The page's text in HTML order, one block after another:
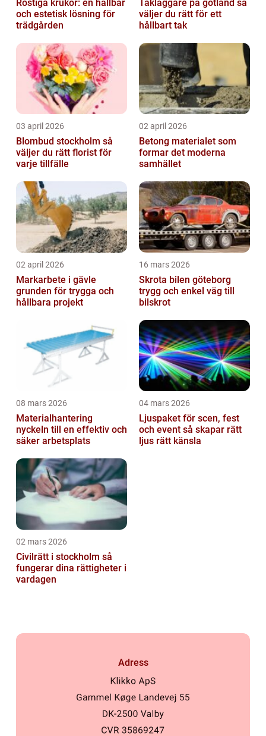
Rostiga krukor: en hållbar
och estetisk lösning för
trädgården
Takläggare på gotland så
väljer du rätt för ett
hållbart tak
03 april 2026
Blombud stockholm så
väljer du rätt florist för
varje tillfälle
02 april 2026
Betong materialet som
formar det moderna
samhället
02 april 2026
Markarbete i gävle
grunden för trygga och
hållbara projekt
16 mars 2026
Skrota bilen göteborg
trygg och enkel väg till
bilskrot
08 mars 2026
Materialhantering
nyckeln till en effektiv och
säker arbetsplats
04 mars 2026
Ljuspaket för scen, fest
och event så skapar rätt
ljus rätt känsla
02 mars 2026
Civilrätt i stockholm så
fungerar dina rättigheter i
vardagen
Adress